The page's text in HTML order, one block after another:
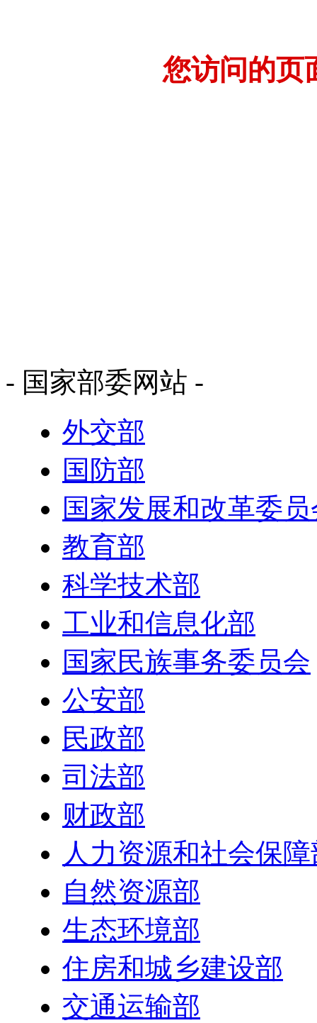
您访问的页
- 国家部委网站 -
外交部
国防部
国家发展和改革委
教育部
科学技术部
工业和信息化部
国家民族事务委员会
公安部
民政部
司法部
财政部
人力资源和社会保
自然资源部
生态环境部
住房和城乡建设部
交通运输部